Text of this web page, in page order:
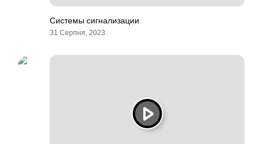
Системы сигнализации
31 Серпня, 2023